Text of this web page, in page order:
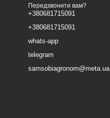
Передзвонити вам?
+380681715091
+380681715091
whats-app
telegram
samsobiagronom@meta.ua